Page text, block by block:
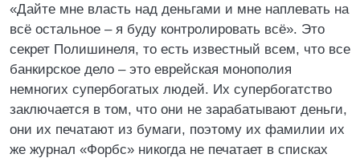
«Дайте мне власть над деньгами и мне наплевать на
всё остальное – я буду контролировать всё». Это
секрет Полишинеля, то есть известный всем, что все
банкирское дело – это еврейская монополия
немногих супербогатых людей. Их супербогатство
заключается в том, что они не зарабатывают деньги,
они их печатают из бумаги, поэтому их фамилии их
же журнал «Форбс» никогда не печатает в списках